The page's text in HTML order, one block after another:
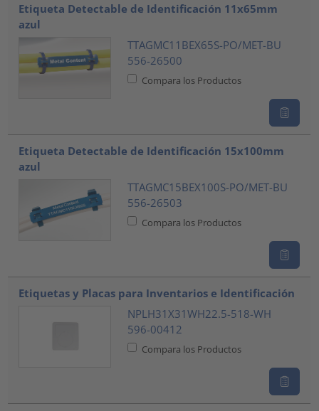
Etiqueta Detectable de Identificación 11x65mm
azul
TTAGMC11BEX65S-PO/MET-BU
556-26500
Compara los Productos
Etiqueta Detectable de Identificación 15x100mm
azul
TTAGMC15BEX100S-PO/MET-BU
556-26503
Compara los Productos
Etiquetas y Placas para Inventarios e Identificación
NPLH31X31WH22.5-518-WH
596-00412
Compara los Productos